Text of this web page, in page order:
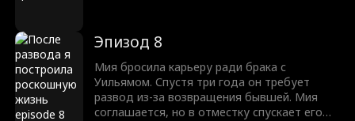
Когда Уильям требует от нее уволиться,
она пускает слух о его домогательствах. В
ходе этих баталий он осознает свои
истинные чувства и решает во что бы то ни
стало вернуть жену!
Эпизод 8
Мия бросила карьеру ради брака с
Уильямом. Спустя три года он требует
развод из-за возвращения бывшей. Мия
соглашается, но в отместку спускает его